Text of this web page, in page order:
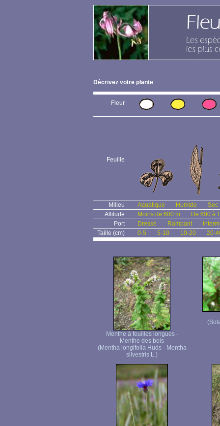
Décrivez votre plante
Fleur
Feuille
Milieu Aquatique Humide
Sec
Altitude
Moins de 600 m
De 600 à
Port
Dressé Rampant
Taille (cm)
0-5 5-10 10-20 20-
Menthe à feuilles longues -
Menthe des bois
(Mentha longifolia Huds - Mentha
silvestris L.)